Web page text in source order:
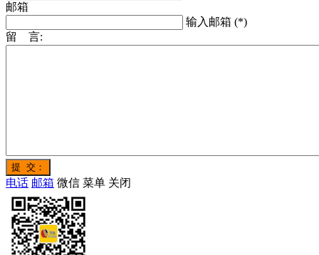
邮箱
输入邮箱 (*)
留 言:
电话 邮箱 微信 菜单 关闭